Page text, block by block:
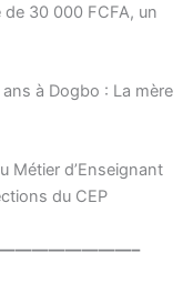
30 000 FCFA, un
à Dogbo : La mère
Métier d’Enseignant
du CEP